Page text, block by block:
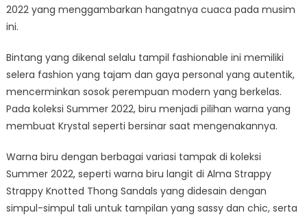
2022 yang menggambarkan hangatnya cuaca pada musim
ini.
Bintang yang dikenal selalu tampil fashionable ini memiliki
selera fashion yang tajam dan gaya personal yang autentik,
mencerminkan sosok perempuan modern yang berkelas.
Pada koleksi Summer 2022, biru menjadi pilihan warna yang
membuat Krystal seperti bersinar saat mengenakannya.
Warna biru dengan berbagai variasi tampak di koleksi
Summer 2022, seperti warna biru langit di Alma Strappy
Strappy Knotted Thong Sandals yang didesain dengan
simpul-simpul tali untuk tampilan yang sassy dan chic, serta